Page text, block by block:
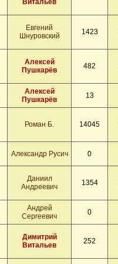
Витальев
Евгений
Шнуровский
1423
Алексей
Пушкарёв
482
Алексей
Пушкарёв
13
Роман Б. 14045
Александр Русич 0
Даниил
Андреевич
1354
Андрей
Сергеевич
0
Димитрий
Витальев
252